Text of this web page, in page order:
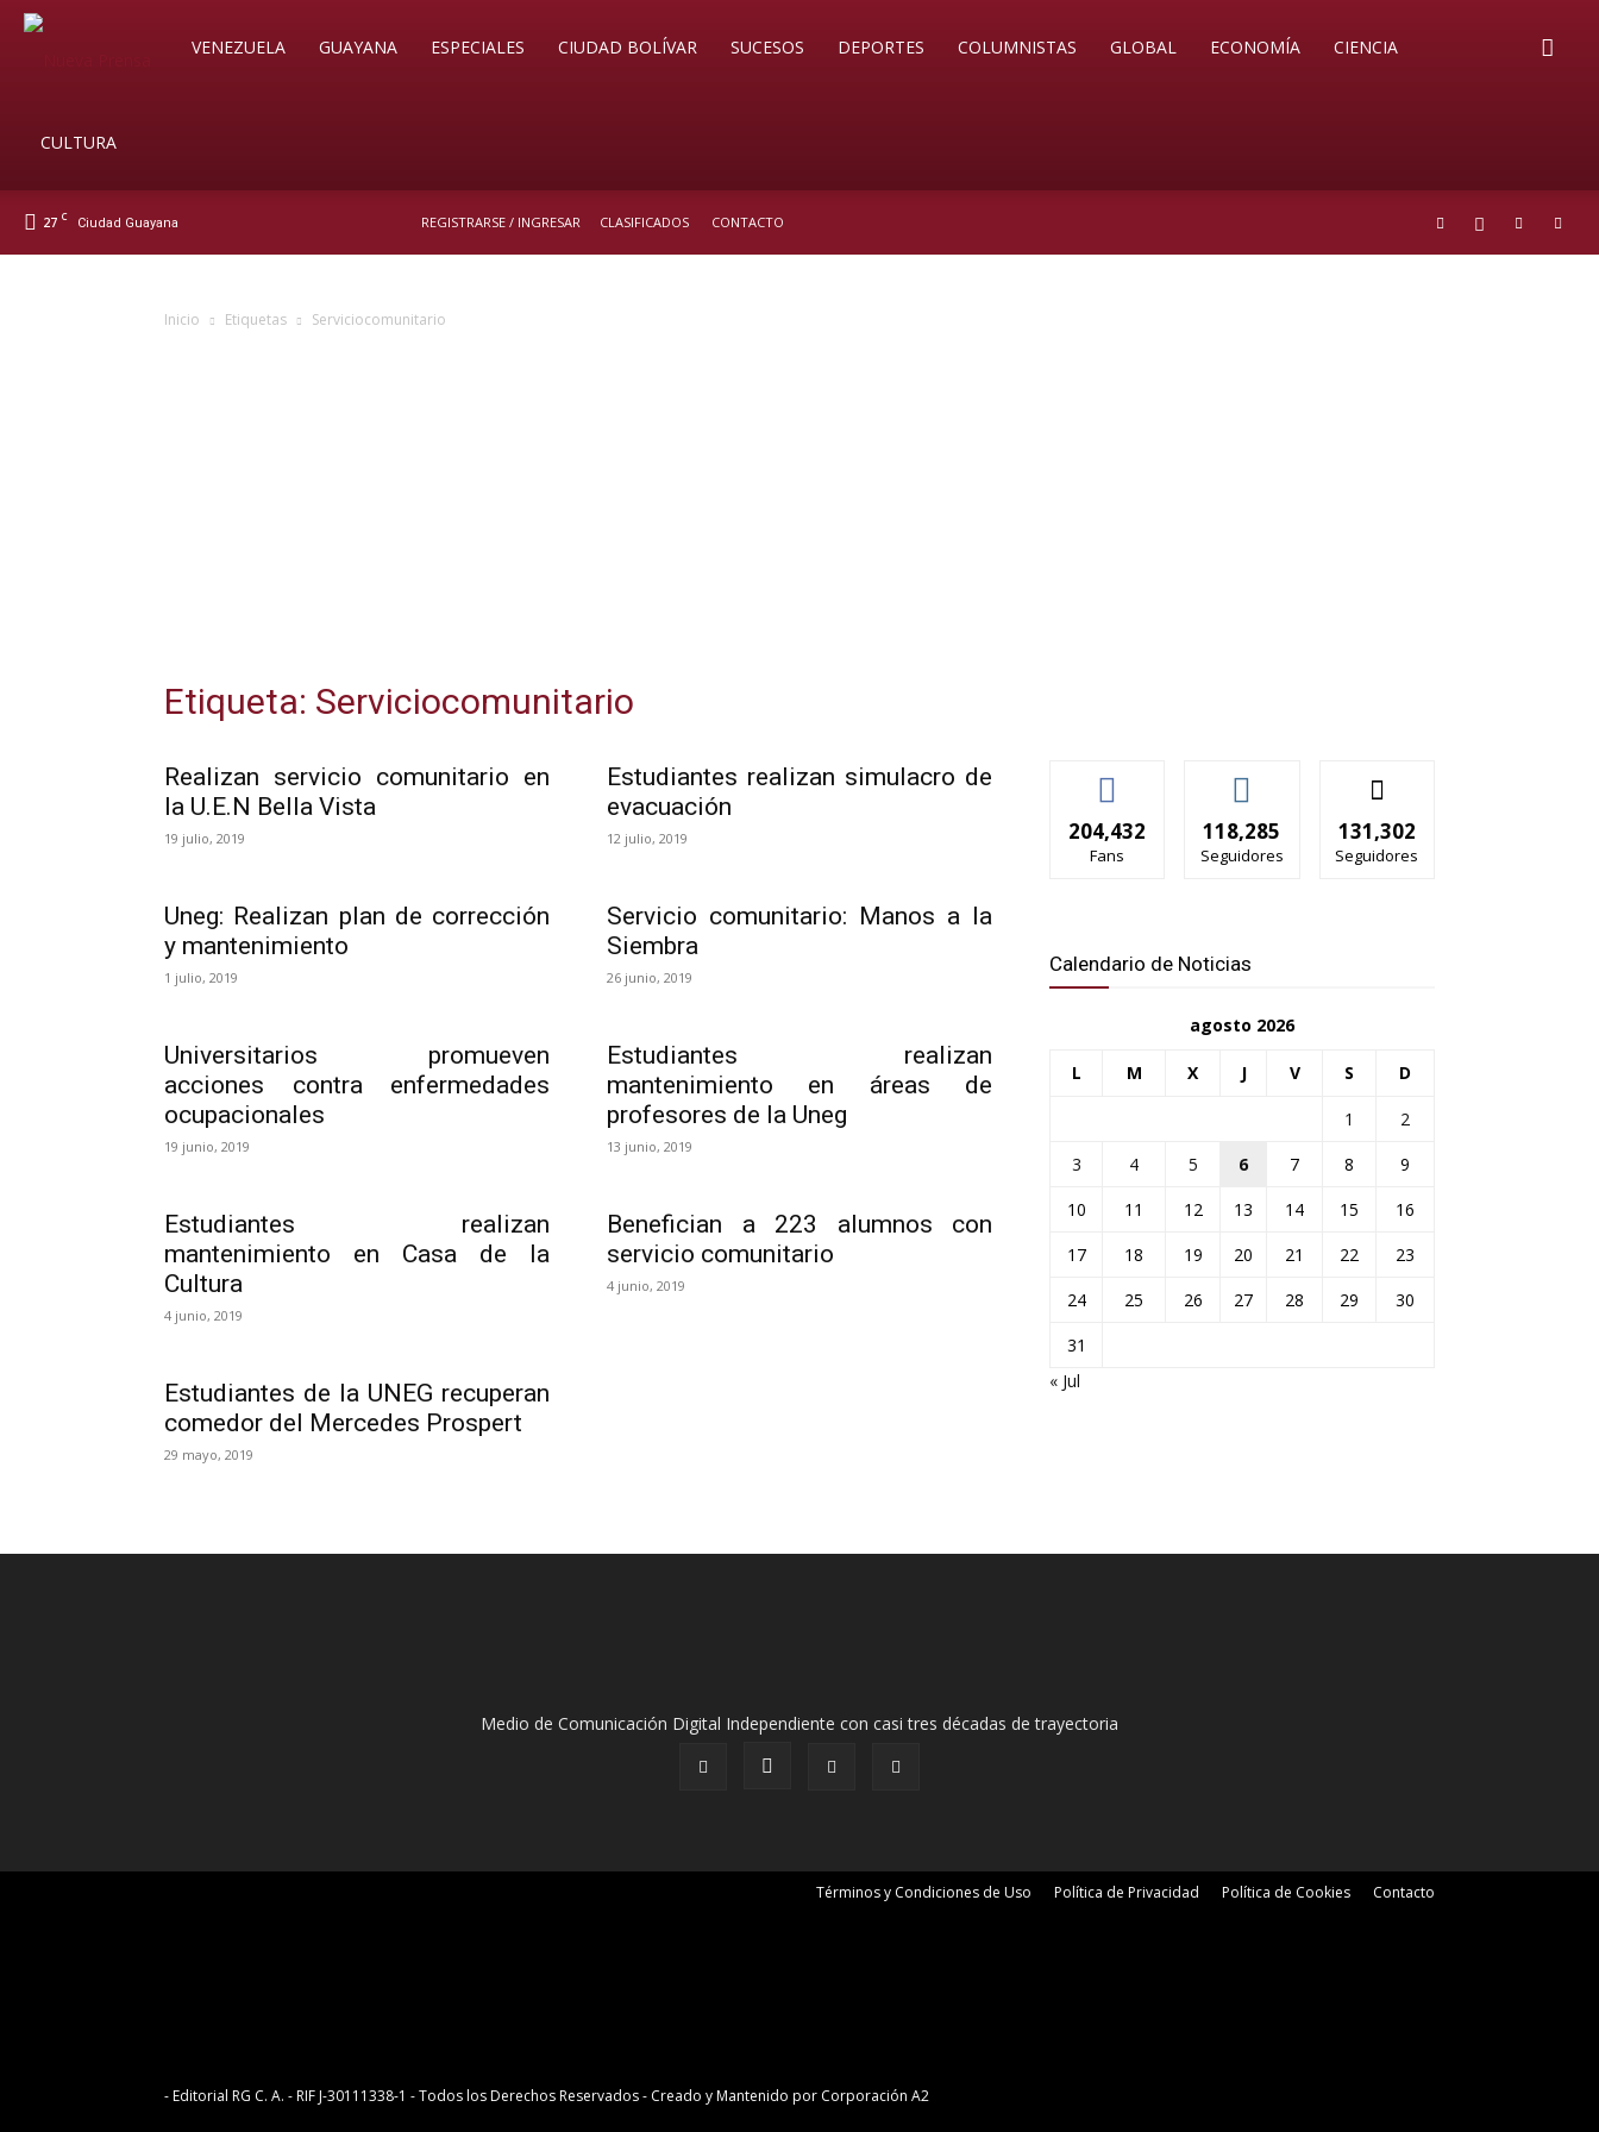
Soy
Digital
VENEZUELA GUAYANA ESPECIALES CIUDAD BOLÍVAR SUCESOS DEPORTES COLUMNISTAS GLOBAL ECONOMÍA CIENCIA
CULTURA
27 C Ciudad Guayana REGISTRARSE / INGRESAR CLASIFICADOS CONTACTO
Inicio Etiquetas Serviciocomunitario
Etiqueta: Serviciocomunitario
Realizan servicio comunitario en
la U.E.N Bella Vista
19 julio, 2019
Estudiantes realizan simulacro de
evacuación
12 julio, 2019
Uneg: Realizan plan de corrección
y mantenimiento
1 julio, 2019
Servicio comunitario: Manos a la
Siembra
26 junio, 2019
Universitarios promueven
acciones contra enfermedades
ocupacionales
19 junio, 2019
Estudiantes realizan
mantenimiento en áreas de
profesores de la Uneg
13 junio, 2019
Estudiantes realizan
mantenimiento en Casa de la
Cultura
4 junio, 2019
Benefician a 223 alumnos con
servicio comunitario
4 junio, 2019
Estudiantes de la UNEG recuperan
comedor del Mercedes Prospert
29 mayo, 2019
204,432
Fans
118,285
Seguidores
131,302
Seguidores
Calendario de Noticias
agosto 2026
L M X J V S D
1
2
3
4 5 6 7 8
9
10
11 12 13 14 15
16
17
18 19 20 21 22
23
24
25 26 27 28 29
30
31
« Jul
Medio de Comunicación Digital Independiente con casi tres décadas de trayectoria
Términos y Condiciones de Uso Política de Privacidad Política de Cookies Contacto
- Editorial RG C. A. - RIF J-30111338-1 - Todos los Derechos Reservados - Creado y Mantenido por Corporación A2